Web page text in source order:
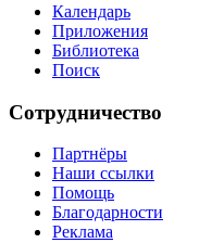
Календарь
Приложения
Библиотека
Поиск
Сотрудничество
Партнёры
Наши ссылки
Помощь
Благодарности
Реклама